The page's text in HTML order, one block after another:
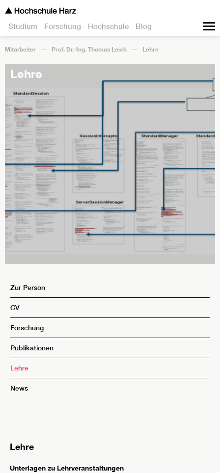
Studium Forschung Hochschule Blog
Mitarbeiter Prof. Dr.-Ing. Thomas Leich Lehre
Lehre
Zur Person
CV
Forschung
Publikationen
Lehre
News
Lehre
Unterlagen zu Lehrveranstaltungen